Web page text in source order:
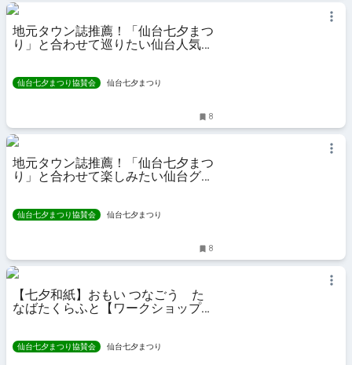
地元タウン誌推薦！「仙台七夕まつ
り」と合わせて巡りたい仙台人気カ
仙台七夕まつり協賛会 仙台七夕まつり
8
地元タウン誌推薦！「仙台七夕まつ
り」と合わせて楽しみたい仙台グル
仙台七夕まつり協賛会 仙台七夕まつり
8
【七夕和紙】おもい つなごう た
なばたくらふと【ワークショップ】
仙台七夕まつり協賛会 仙台七夕まつり